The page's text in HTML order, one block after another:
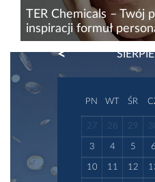
TER Chemicals – Twój
inspiracji formuł
K-beauty, clean beauty,
nadal wyznaczają
koncentrując się na
zaawansowanych
skórnej oraz...
PREVIOUS
PN WT ŚR
27 28 29
3 4 5 6
10 11 12